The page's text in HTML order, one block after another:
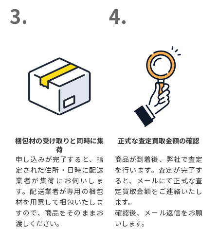
3.
梱包材の受け取りと同時に集
荷
申し込みが完了すると、指
定された住所・日時に配送
業者が集荷にお伺いしま
す。配送業者が専用の梱包
材を用意して梱包いたしま
すので、商品をそのままお
渡しください。
4.
正式な査定買取金額の確認
商品が到着後、弊社で査定
を行います。査定が完了す
ると、メールにて正式な査
定買取金額をご連絡いたし
ます。
確認後、メール返信をお願
いします。